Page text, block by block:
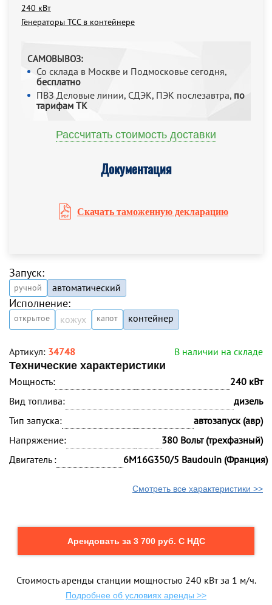
240 кВт
Генераторы ТСС в контейнере
САМОВЫВОЗ:
Со склада в Москве и Подмосковье сегодня,
бесплатно
ПВЗ Деловые линии, СДЭК, ПЭК послезавтра, по
тарифам ТК
Рассчитать стоимость доставки
Документация
Скачать таможенную декларацию
Запуск:
ручной автоматический
Исполнение:
открытое кожух капот контейнер
Артикул: 34748
В наличии на складе
Технические характеристики
Мощность:
240 кВт
Вид топлива:
дизель
Тип запуска:
автозапуск (авр)
Напряжение:
380 Вольт (трехфазный)
Двигатель :
6M16G350/5 Baudouin (Франция)
Смотреть все характеристики >>
Арендовать за 3 700 руб. С НДС
Стоимость аренды станции мощностью 240 кВт за 1 м/ч.
Подробнее об условиях аренды >>